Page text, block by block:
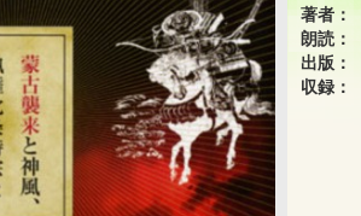
著者：
朗読：
出版：
収録：